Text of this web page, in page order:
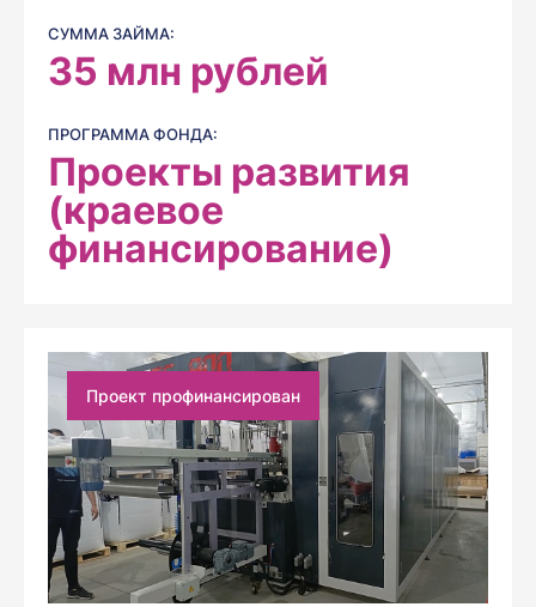
СУММА ЗАЙМА:
35 млн рублей
ПРОГРАММА ФОНДА:
Проекты развития
(краевое
финансирование)
Проект профинансирован